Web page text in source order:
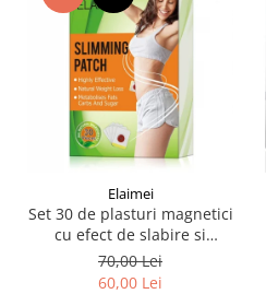
Elaimei
Set 30 de plasturi magnetici
cu efect de slabire si
detoxifiere a organismului
ingrediente naturale
70,00 Lei
60,00 Lei